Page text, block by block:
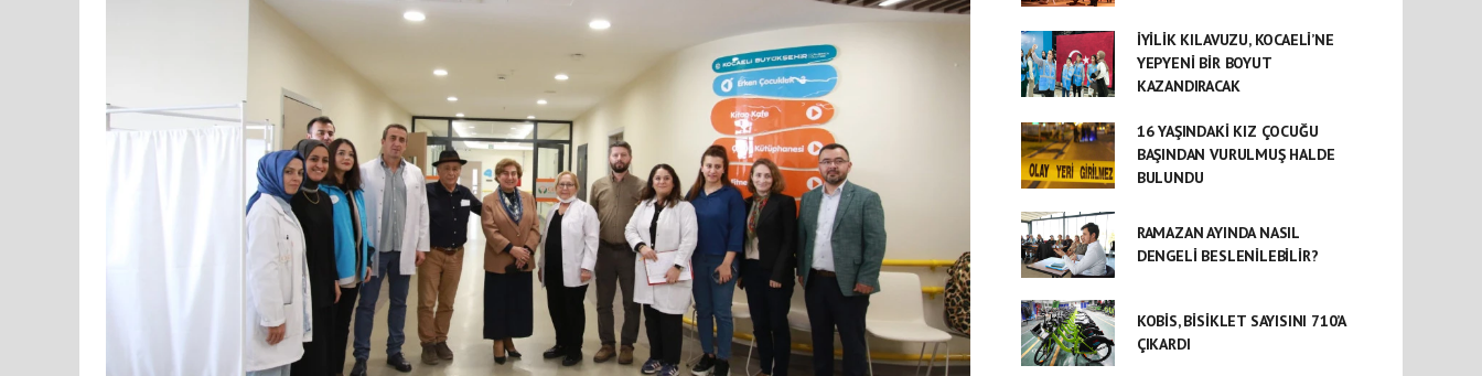
İYİLİK KILAVUZU, KOCAELİ’NE
YEPYENİ BİR BOYUT
KAZANDIRACAK
16 YAŞINDAKİ KIZ ÇOCUĞU
BAŞINDAN VURULMUŞ HALDE
BULUNDU
RAMAZAN AYINDA NASIL
DENGELİ BESLENİLEBİLİR?
KOBİS, BİSİKLET SAYISINI 710’A
ÇIKARDI